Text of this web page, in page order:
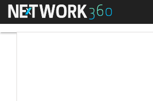
Menu